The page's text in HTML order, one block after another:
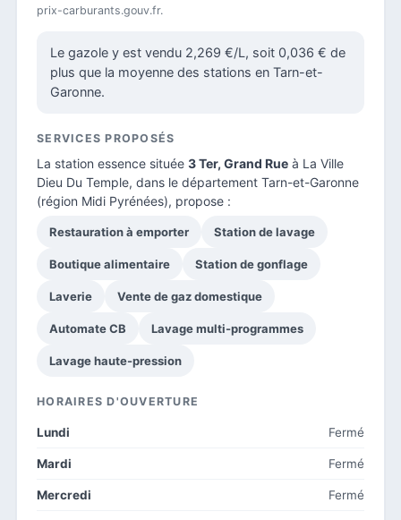
prix-carburants.gouv.fr.
Le gazole y est vendu 2,269 €/L, soit 0,036 € de
plus que la moyenne des stations en Tarn-et-
Garonne.
SERVICES PROPOSÉS
La station essence située 3 Ter, Grand Rue à La Ville
Dieu Du Temple, dans le département Tarn-et-Garonne
(région Midi Pyrénées), propose :
Restauration à emporter Station de lavage
Boutique alimentaire Station de gonflage
Laverie Vente de gaz domestique
Automate CB Lavage multi-programmes
Lavage haute-pression
HORAIRES D'OUVERTURE
Lundi Fermé
Mardi Fermé
Mercredi Fermé